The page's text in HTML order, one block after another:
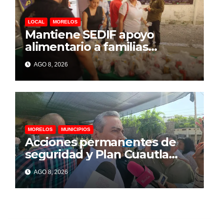
LOCAL MORELOS
Mantiene SEDIF apoyo
alimentario a familias
afectadas por explosión en
Las Granjas
AGO 8, 2026
MORELOS MUNICIPIOS
Acciones permanentes de
seguridad y Plan Cuautla
dejan 58 detenidos y más de
150 extorsiones resueltas
AGO 8, 2026